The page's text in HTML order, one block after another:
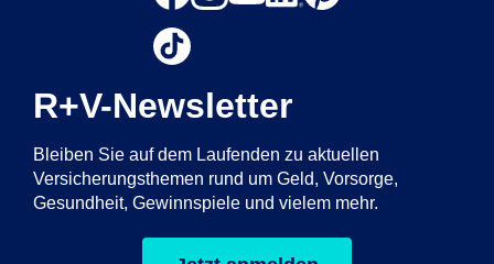
R+V-Newsletter
Bleiben Sie auf dem Laufenden zu aktuellen
Versicherungsthemen rund um Geld, Vorsorge,
Gesundheit, Gewinnspiele und vielem mehr.